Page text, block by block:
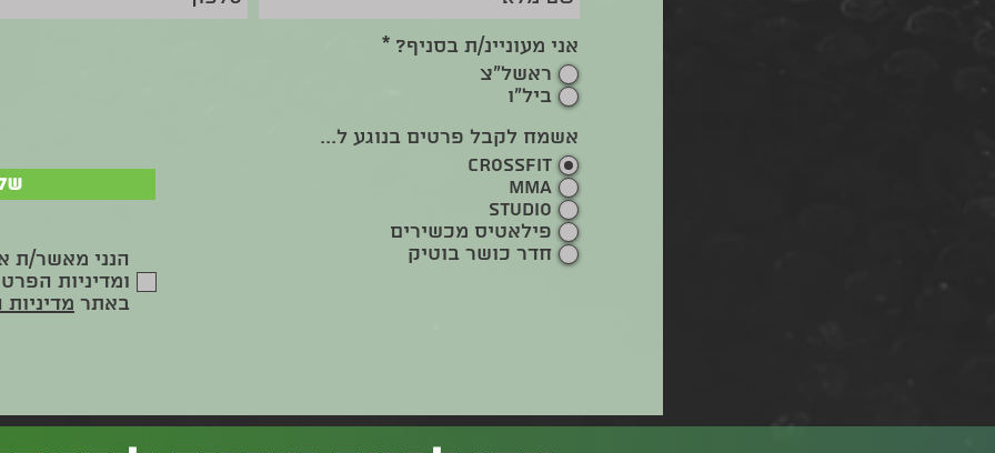
אני מעוניינ/ת בסניף? *
ראשל"צ
ביל"ו
אשמח לקבל פרטים בנוגע ל...
CROSSFIT
MMA
STUDIO
פילאטיס מכשירים
חדר כושר בוטיק
הנני מאשר/ת
ומדיניות
באתר